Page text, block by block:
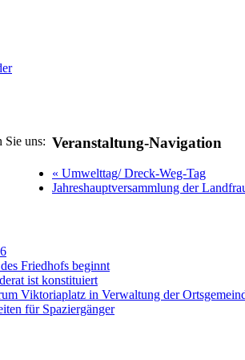
Sie uns: Veranstaltung-Navigation
« Umwelttag/ Dreck-Weg-Tag
Jahreshauptversammlung der
Friedhofs beginnt
ist konstituiert
Viktoriaplatz in Verwaltung der
für Spaziergänger